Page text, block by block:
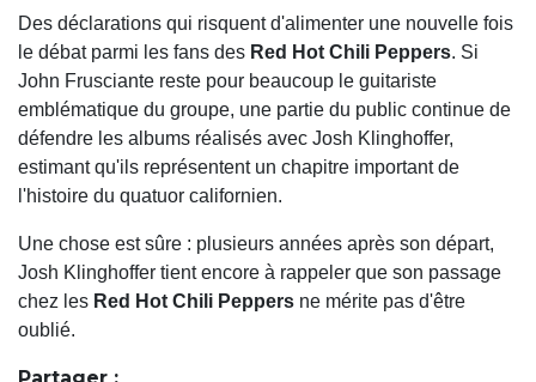
Des déclarations qui risquent d'alimenter une nouvelle fois
le débat parmi les fans des Red Hot Chili Peppers. Si
John Frusciante reste pour beaucoup le guitariste
emblématique du groupe, une partie du public continue de
défendre les albums réalisés avec Josh Klinghoffer,
estimant qu'ils représentent un chapitre important de
l'histoire du quatuor californien.
Une chose est sûre : plusieurs années après son départ,
Josh Klinghoffer tient encore à rappeler que son passage
chez les Red Hot Chili Peppers ne mérite pas d'être
oublié.